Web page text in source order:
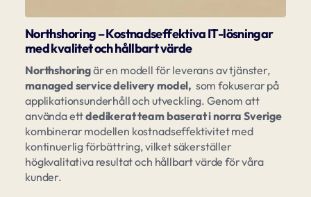
Northshoring – Kostnadseffektiva IT-lösningar
med kvalitet och hållbart värde
Northshoringär en modell för leverans av tjänster,
managed service delivery model, som fokuserar på
applikationsunderhåll och utveckling. Genom att
använda ettdedikerat team baserat i norra Sverige
kombinerar modellen kostnadseffektivitet med
kontinuerlig förbättring, vilket säkerställer
högkvalitativa resultat och hållbart värde för våra
kunder.